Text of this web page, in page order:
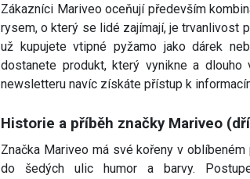
Zákazníci Mariveo oceňují především
rysem, o který se lidé zajímají, je trvanlivost
už kupujete vtipné pyžamo jako dárek
dostanete produkt, který vynikne a
newsletteru navíc získáte přístup k
Historie a příběh značky Mariveo
Značka Mariveo má své kořeny v
do šedých ulic humor a barvy.